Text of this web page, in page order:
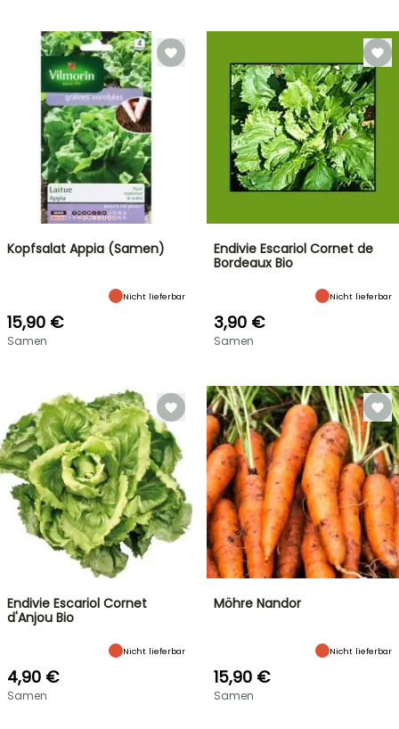
Kopfsalat Appia (Samen)
Nicht lieferbar
15,90 €
Samen
Endivie Escariol Cornet de
Bordeaux Bio
Nicht lieferbar
3,90 €
Samen
Endivie Escariol Cornet
d'Anjou Bio
Nicht lieferbar
4,90 €
Samen
Möhre Nandor
Nicht lieferbar
15,90 €
Samen